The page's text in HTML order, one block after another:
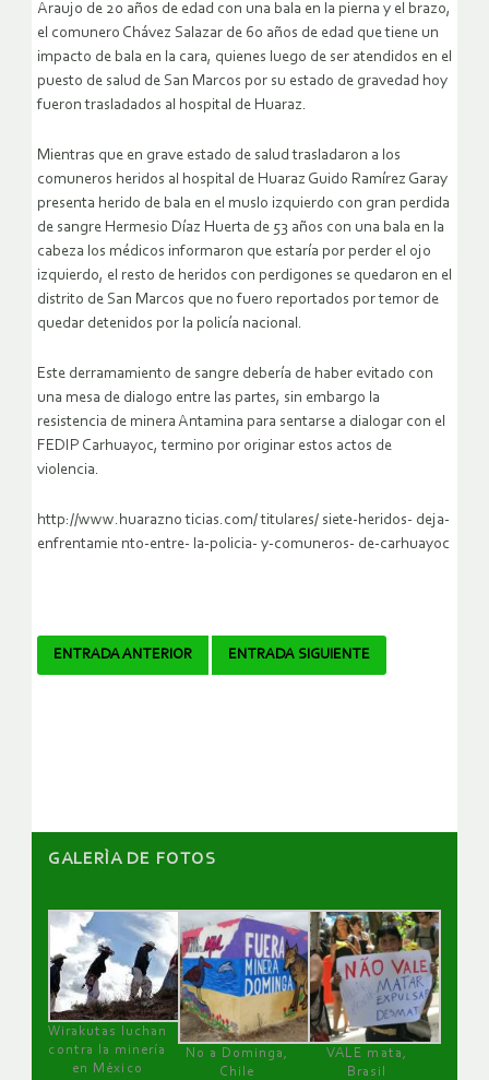
Araujo de 20 años de edad con una bala en la pierna y el brazo,
el comunero Chávez Salazar de 60 años de edad que tiene un
impacto de bala en la cara, quienes luego de ser atendidos en el
puesto de salud de San Marcos por su estado de gravedad hoy
fueron trasladados al hospital de Huaraz.
Mientras que en grave estado de salud trasladaron a los
comuneros heridos al hospital de Huaraz Guido Ramírez Garay
presenta herido de bala en el muslo izquierdo con gran perdida
de sangre Hermesio Díaz Huerta de 53 años con una bala en la
cabeza los médicos informaron que estaría por perder el ojo
izquierdo, el resto de heridos con perdigones se quedaron en el
distrito de San Marcos que no fuero reportados por temor de
quedar detenidos por la policía nacional.
Este derramamiento de sangre debería de haber evitado con
una mesa de dialogo entre las partes, sin embargo la
resistencia de minera Antamina para sentarse a dialogar con el
FEDIP Carhuayoc, termino por originar estos actos de
violencia.
http://www.huarazno ticias.com/ titulares/ siete-heridos- deja-
enfrentamie nto-entre- la-policia- y-comuneros- de-carhuayoc
Navegador
ENTRADA ANTERIOR ENTRADA SIGUIENTE
GALERÌA DE FOTOS
Wirakutas luchan
contra la minería
en México
No a Dominga,
Chile
VALE mata,
Brasil